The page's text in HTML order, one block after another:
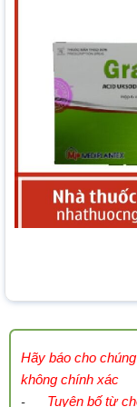
Hãy báo cho
không chính xác
- Tuyên bố từ